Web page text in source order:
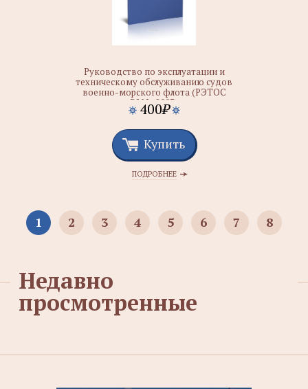
Руководство по эксплуатации и
техническому обслуживанию судов
военно-морского флота (РЭТОС
ВМФ-2007)
400₽
Купить
ПОДРОБНЕЕ
1 2 3 4 5 6 7 8
Недавно
просмотренные